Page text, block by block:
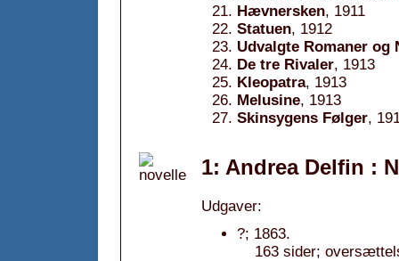
Hævnersken, 1911
Statuen, 1912
Udvalgte Romaner og
De tre Rivaler, 1913
Kleopatra, 1913
Melusine, 1913
Skinsygens Følger,
1: Andrea Delfin :
Udgaver:
?; 1863.
163 sider;